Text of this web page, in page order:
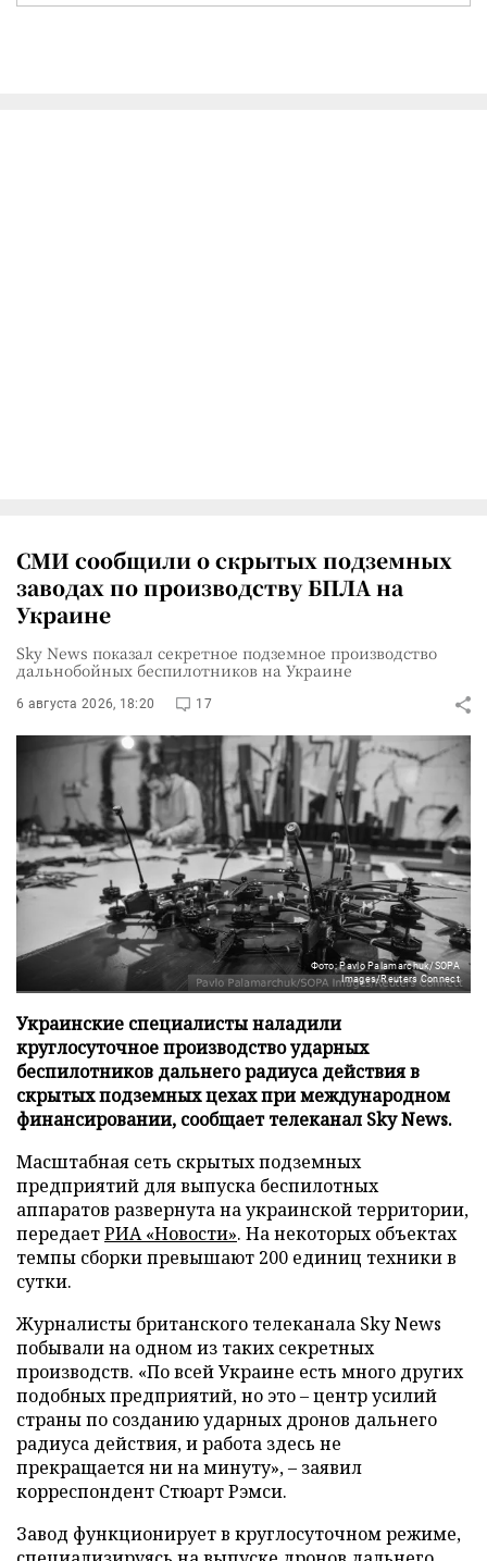
СМИ сообщили о скрытых подземных
заводах по производству БПЛА на
Украине
Sky News показал секретное подземное производство
дальнобойных беспилотников на Украине
6 августа 2026, 18:20 17
Фото: Pavlo Palamarchuk/SOPA
Images/Reuters Connect
Украинские специалисты наладили
круглосуточное производство ударных
беспилотников дальнего радиуса действия в
скрытых подземных цехах при международном
финансировании, сообщает телеканал Sky News.
Масштабная сеть скрытых подземных
предприятий для выпуска беспилотных
аппаратов развернута на украинской территории,
передаетРИА «Новости». На некоторых объектах
темпы сборки превышают 200 единиц техники в
сутки.
Журналисты британского телеканала Sky News
побывали на одном из таких секретных
производств. «По всей Украине есть много других
подобных предприятий, но это – центр усилий
страны по созданию ударных дронов дальнего
радиуса действия, и работа здесь не
прекращается ни на минуту», – заявил
корреспондент Стюарт Рэмси.
Завод функционирует в круглосуточном режиме,